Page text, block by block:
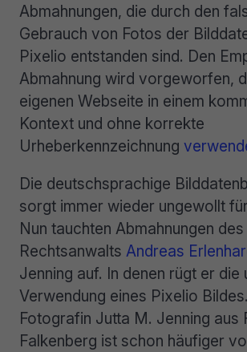
Abmahnungen, die durch den
Gebrauch von Fotos der
Pixelio entstanden sind. Den
Abmahnung wird vorgeworfen,
eigenen Webseite in einem
Kontext und ohne korrekte
Urheberkennzeichnung
Die deutschsprachige
sorgt immer wieder ungewollt
Nun tauchten Abmahnungen
Rechtsanwalts Andreas
Jenning auf. In denen rügt er die
Verwendung eines Pixelio
Fotografin Jutta M. Jenning aus
Falkenberg ist schon häufiger